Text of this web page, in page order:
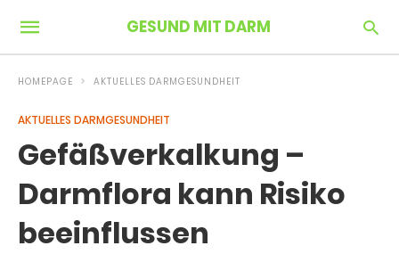
GESUND MIT DARM
HOMEPAGE AKTUELLES DARMGESUNDHEIT
AKTUELLES DARMGESUNDHEIT
Gefäßverkalkung –
Darmflora kann Risiko
beeinflussen